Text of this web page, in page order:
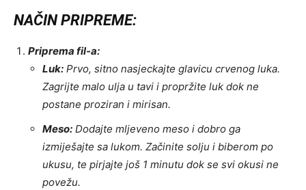
NAČIN PRIPREME:
Priprema fil-a:
Luk: Prvo, sitno nasjeckajte glavicu crvenog luka.
Zagrijte malo ulja u tavi i propržite luk dok ne
postane proziran i mirisan.
Meso: Dodajte mljeveno meso i dobro ga
izmiješajte sa lukom. Začinite solju i biberom po
ukusu, te pirjajte još 1 minutu dok se svi okusi ne
povežu.